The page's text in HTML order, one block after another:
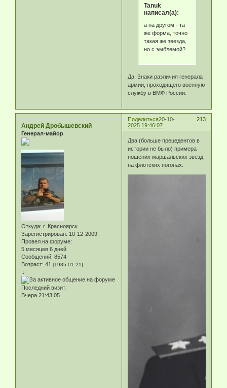
Tanuk
написал(а):
а на другом - та
же форма, точно
такая же звезда,
но с эмблемой?
Да. Знаки различия генерала
армии, проходящего военную
службу в ВМФ России.
Поделиться 213
20-10-
2025 19:46:07
Андрей Дробышевский
Генерал-майор
Откуда: г. Красноярск
Зарегистрирован: 10-12-2009
Провел на форуме:
5 месяцев 6 дней
Сообщений: 8574
Возраст: 41 [1985-01-21]
.:
Последний визит:
Вчера 21:43:05
Два (больше прецедентов в
истории не было) примера
ношения маршальских звёзд
на флотских погонах: